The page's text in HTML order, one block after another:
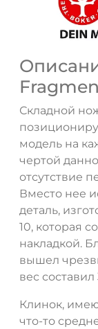
Складной
модель на
чертой
отсутствие
Вместо нее
деталь,
10, которая
накладкой.
вышел
вес составил
Клинок,
что-то